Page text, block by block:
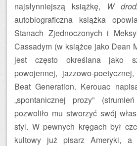
najsłynniejszą książkę, W
autobiograficzna książka
Stanach Zjednoczonych i
Cassadym (w książce jako Dean
jest często określana jako
powojennej, jazzowo-
Beat Generation. Kerouac
„spontanicznej prozy”
pozwoliło mu stworzyć swój
styl. W pewnych kręgach był
kultowy już pisarz Ameryki, a